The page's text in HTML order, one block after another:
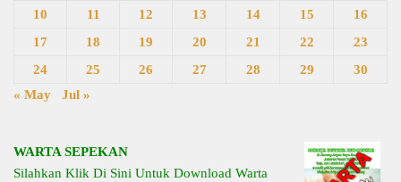
10
11 12 13 14 15
16
17
18 19 20 21 22
23
24
25 26 27 28 29
30
« May
Jul »
WARTA SEPEKAN
Silahkan Klik Di Sini Untuk Download Warta